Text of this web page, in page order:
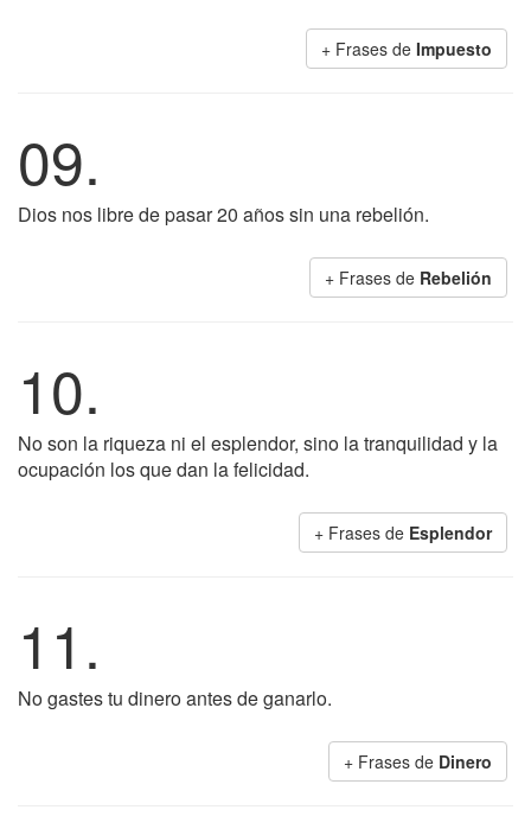
+ Frases de Impuesto
09.
Dios nos libre de pasar 20 años sin una rebelión.
+ Frases de Rebelión
10.
No son la riqueza ni el esplendor, sino la tranquilidad y la
ocupación los que dan la felicidad.
+ Frases de Esplendor
11.
No gastes tu dinero antes de ganarlo.
+ Frases de Dinero